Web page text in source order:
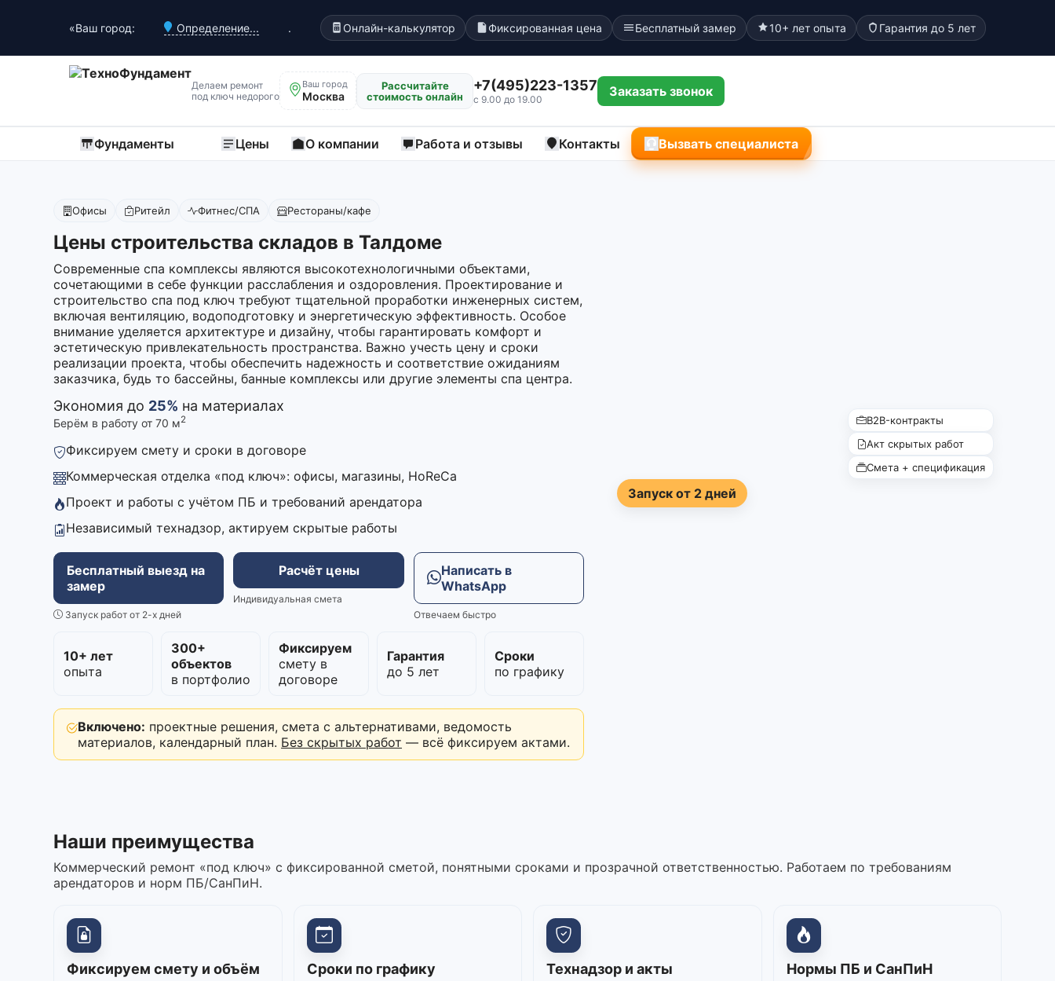
«Ваш город: Определение... . Онлайн-калькулятор Фиксированная цена Бесплатный замер 10+ лет опыта Гарантия до 5 лет
Делаем ремонт
под ключ недорого
Ваш город
Москва
Рассчитайте
стоимость онлайн
+7(495)223-1357
с 9.00 до 19.00
Заказать звонок
Фундаменты Цены О компании Работа и отзывы Контакты Вызвать специалиста
Офисы Ритейл Фитнес/СПА Рестораны/кафе
Цены строительства складов в Талдоме
Современные спа комплексы являются высокотехнологичными объектами,
сочетающими в себе функции расслабления и оздоровления. Проектирование и
строительство спа под ключ требуют тщательной проработки инженерных систем,
включая вентиляцию, водоподготовку и энергетическую эффективность. Особое
внимание уделяется архитектуре и дизайну, чтобы гарантировать комфорт и
эстетическую привлекательность пространства. Важно учесть цену и сроки
реализации проекта, чтобы обеспечить надежность и соответствие ожиданиям
заказчика, будь то бассейны, банные комплексы или другие элементы спа центра.
Экономия до 25% на материалах
Берём в работу от 70 м2
Фиксируем смету и сроки в договоре
Коммерческая отделка «под ключ»: офисы, магазины, HoReCa
Проект и работы с учётом ПБ и требований арендатора
Независимый технадзор, актируем скрытые работы
Бесплатный выезд на
замер
Запуск работ от 2-х дней
Расчёт цены
Индивидуальная смета
Написать в
WhatsApp
Отвечаем быстро
10+ лет
опыта
300+
объектов
в портфолио
Фиксируем
смету в
договоре
Гарантия
до 5 лет
Сроки
по графику
Включено: проектные решения, смета с альтернативами, ведомость
материалов, календарный план. Без скрытых работ — всё фиксируем актами.
Запуск от 2 дней
B2B-контракты
Акт скрытых работ
Смета + спецификация
Наши преимущества
Коммерческий ремонт «под ключ» с фиксированной сметой, понятными сроками и прозрачной ответственностью. Работаем по требованиям
арендаторов и норм ПБ/СанПиН.
Фиксируем смету и объём Сроки по графику Технадзор и акты Нормы ПБ и СанПиН